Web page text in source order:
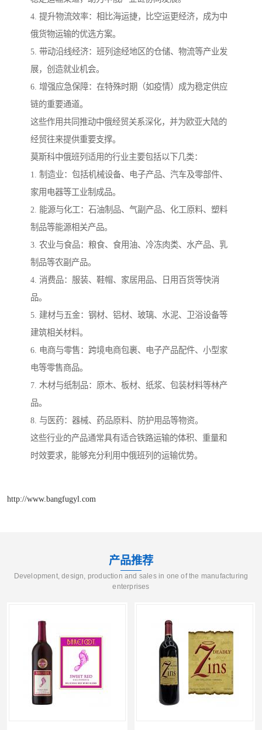
4. 提升物流效率：相比海运捷，比空运更经济，成为中
俄货物运输的优选方案。
5. 带动沿线经济：班列途经地区的仓储、物流等产业发
展，创造就业机会。
6. 增强应急保障：在特殊时期（如疫情）成为稳定供应
链的重要通道。
这些作用共同推动中俄经贸关系深化，并为欧亚大陆的
经贸往来提供重要支撑。
莫斯科中俄班列适用的行业主要包括以下几类：
1. 制造业：包括机械设备、电子产品、汽车及零部件、
家用电器等工业制成品。
2. 能源与化工：石油制品、气副产品、化工原料、塑料
制品等能源相关产品。
3. 农业与食品：粮食、食用油、冷冻肉类、水产品、乳
制品等农副产品。
4. 消费品：服装、鞋帽、家居用品、日用百货等快消
品。
5. 建材与五金：钢材、铝材、玻璃、水泥、卫浴设备等
建筑相关材料。
6. 电商与零售：跨境电商包裹、电子产品配件、小型家
电等零售商品。
7. 木材与纸制品：原木、板材、纸浆、包装材料等林产
品。
8. 与医药：器械、药品原料、防护用品等物资。
这些行业的产品通常具有适合铁路运输的体积、重量和
时效要求，能够充分利用中俄班列的运输优势。
http://www.bangfugyl.com
产品推荐
Development, design, production and sales in one of the manufacturing
enterprises